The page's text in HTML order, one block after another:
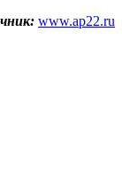
www.ap22.ru